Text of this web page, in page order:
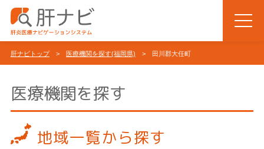
肝ナビトップ> 医療機関を探す(福岡県) > 田川郡大任町
医療機関を探す
地域一覧から探す